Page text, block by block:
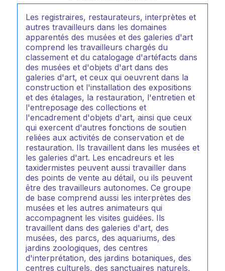
Les registraires, restaurateurs, interprètes et
autres travailleurs dans les domaines
apparentés des musées et des galeries d'art
comprend les travailleurs chargés du
classement et du catalogage d'artéfacts dans
des musées et d'objets d'art dans des
galeries d'art, et ceux qui oeuvrent dans la
construction et l'installation des expositions
et des étalages, la restauration, l'entretien et
l'entreposage des collections et
l'encadrement d'objets d'art, ainsi que ceux
qui exercent d'autres fonctions de soutien
reliées aux activités de conservation et de
restauration. Ils travaillent dans les musées et
les galeries d'art. Les encadreurs et les
taxidermistes peuvent aussi travailler dans
des points de vente au détail, ou ils peuvent
être des travailleurs autonomes. Ce groupe
de base comprend aussi les interprètes des
musées et les autres animateurs qui
accompagnent les visites guidées. Ils
travaillent dans des galeries d'art, des
musées, des parcs, des aquariums, des
jardins zoologiques, des centres
d'interprétation, des jardins botaniques, des
centres culturels, des sanctuaires naturels,